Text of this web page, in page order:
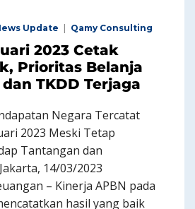
Update Qamy Consulting
2023 Cetak
Prioritas Belanja
TKDD Terjaga
Negara Tercatat
2023 Meski Tetap
Tantangan dan
14/03/2023
– Kinerja APBN pada
hasil yang baik